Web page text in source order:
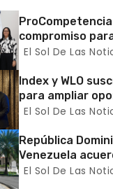
compromiso
Sello Igualando
El Sol De Las
Index y WLO
para ampliar
formación de
El Sol De Las
República
Venezuela
proceso de
El Sol De Las